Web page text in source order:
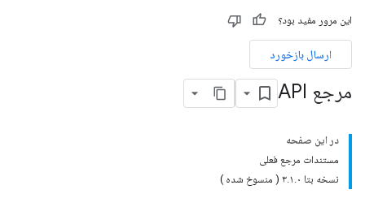
این مرور مفید بود؟
ارسال بازخورد
مرجع API
در این صفحه
مستندات مرجع فعلی
نسخه بتا ۳.۱.۰ ( منسوخ شده )